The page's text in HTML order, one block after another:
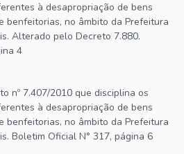
à desapropriação de bens
benfeitorias, no âmbito da Prefeitura
Alterado pelo Decreto 7.880.
4
nº 7.407/2010 que disciplina os
à desapropriação de bens
benfeitorias, no âmbito da Prefeitura
Boletim Oficial N° 317, página 6